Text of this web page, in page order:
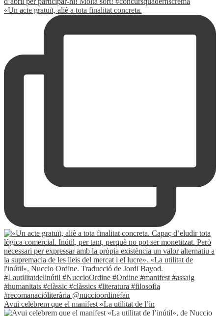
«Un acte gratuït, aliè a tota finalitat concreta.
Avui celebrem que el manifest «La utilitat de l’in